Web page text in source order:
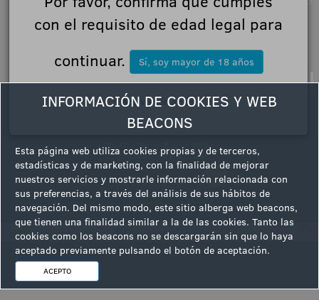
Aviso Legal|Política de Privacidad|Normas de Participación|
AVISO LEGAL: Condiciones y términos de uso del portal|Partners
Síguenos en
con el requisito de edad legal para
continuar.
Sí, soy mayor de 18 años
No, volver atrás
INFORMACIÓN DE COOKIES Y WEB
BEACONS
Esta página web utiliza cookies propias y de terceros,
estadísticas y de marketing, con la finalidad de mejorar
nuestros servicios y mostrarle información relacionada con
sus preferencias, a través del análisis de sus hábitos de
navegación. Del mismo modo, este sitio alberga web beacons,
que tienen una finalidad similar a la de las cookies. Tanto las
cookies como los beacons no se descargarán sin que lo haya
aceptado previamente pulsando el botón de aceptación.
ACEPTO